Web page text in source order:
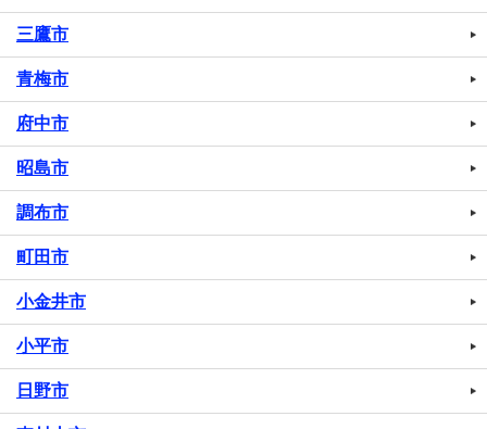
三鷹市
青梅市
府中市
昭島市
調布市
町田市
小金井市
小平市
日野市